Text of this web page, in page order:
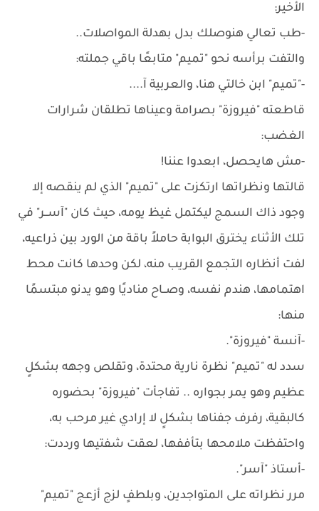
الأخير:
-طب تعالي هنوصلك بدل بهدلة المواصلات..
والتفت برأسه نحو "تميم" متابعًا باقي جملته:
-"تميم" ابن خالتي هنا، والعربية آ....
قاطعته "فيروزة" بصرامة وعيناها تطلقان شرارات
الغضب:
-مش هايحصل، ابعدوا عننا!
قالتها ونظراتها ارتكزت على "تميم" الذي لم ينقصه إلا
وجود ذاك السمج ليكتمل غيظ يومه، حيث كان "آســر" في
تلك الأثناء يخترق البوابة حاملاً باقة من الورد بين ذراعيه،
لفت أنظاره التجمع القريب منه، لكن وحدها كانت محط
اهتمامها، هندم نفسه، وصــاح مناديًا وهو يدنو مبتسمًا
منها:
-آنسة "فيروزة".
سدد له "تميم" نظرة نارية محتدة، وتقلص وجهه بشكلٍ
عظيم وهو يمر بجواره .. تفاجأت "فيروزة" بحضوره
كالبقية، رفرف جفناها بشكلٍ لا إرادي غير مرحب به،
واحتفظت ملامحها بتأففها، لعقت شفتيها ورددت:
-أستاذ "آسر".
مرر نظراته على المتواجدين، وبلطفٍ لزج أزعج "تميم"